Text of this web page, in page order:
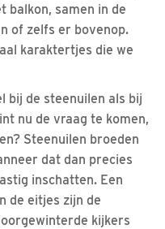
balkon, samen in de
of zelfs er bovenop.
karaktertjes die we
bij de steenuilen als bij
nu de vraag te komen,
Steenuilen broeden
dat dan precies
inschatten. Een
de eitjes zijn de
kijkers